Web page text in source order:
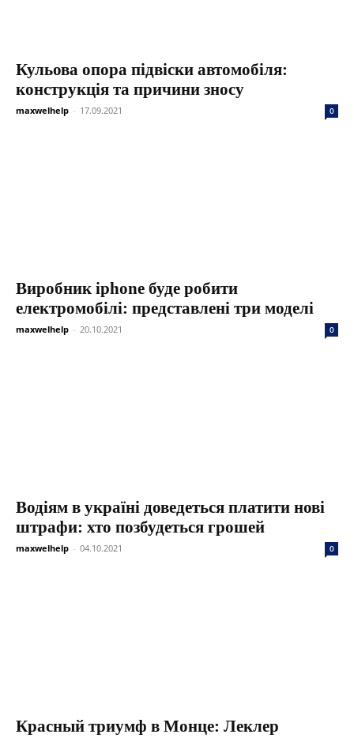
Кульова опора підвіски автомобіля:
конструкція та причини зносу
maxwelhelp - 17.09.2021 0
Виробник iphone буде робити
електромобілі: представлені три моделі
maxwelhelp - 20.10.2021 0
Водіям в україні доведеться платити нові
штрафи: хто позбудеться грошей
maxwelhelp - 04.10.2021 0
Красный триумф в Монце: Леклер